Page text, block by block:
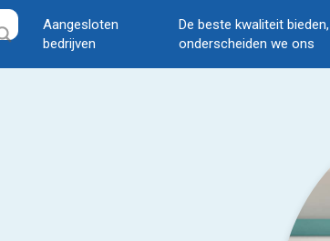
Aangesloten
bedrijven
De beste kwaliteit
onderscheiden we ons